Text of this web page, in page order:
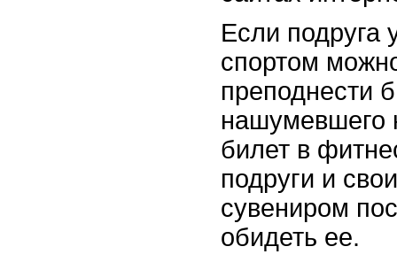
Если подруга
спортом
преподнести
нашумевшего
билет в
подруги и
сувениром
обидеть ее.